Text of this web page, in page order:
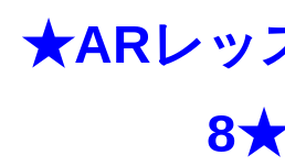
★ARレッ